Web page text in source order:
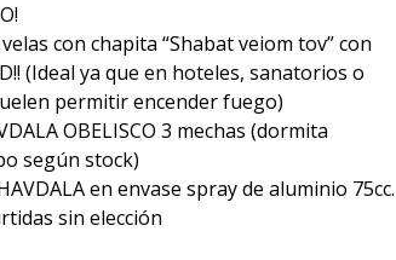
con chapita “Shabat veiom tov” con
(Ideal ya que en hoteles, sanatorios o
permitir encender fuego)
OBELISCO 3 mechas (dormita
según stock)
en envase spray de aluminio 75cc.
sin elección